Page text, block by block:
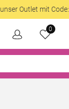
Outlet mit Code:
0